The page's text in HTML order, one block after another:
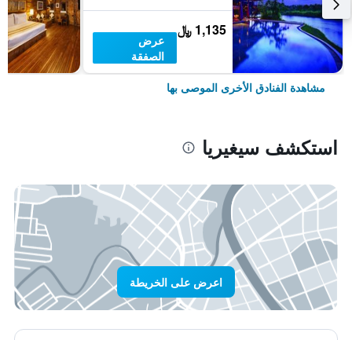
1,135 ﷼
عرض
الصفقة
مشاهدة الفنادق الأخرى الموصى بها
استكشف سيغيريا
اعرض على الخريطة